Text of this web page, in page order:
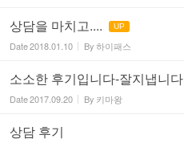
상담을 마치고.... UP
Date2018.01.10 By하이패스
소소한 후기입니다-잘지냅니다
Date2017.09.20 By 키마왕
상담 후기